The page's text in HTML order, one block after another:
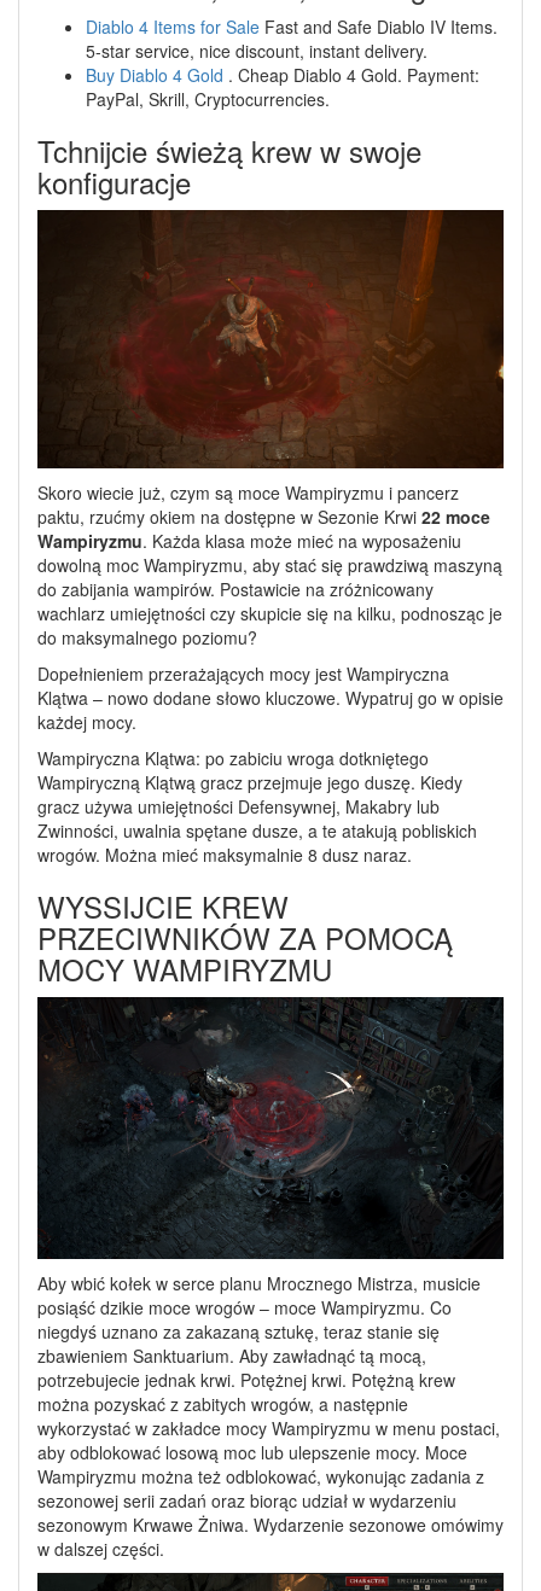
Diablo 4 Items for Sale Fast and Safe Diablo IV Items.
5-star service, nice discount, instant delivery.
Buy Diablo 4 Gold . Cheap Diablo 4 Gold. Payment:
PayPal, Skrill, Cryptocurrencies.
Tchnijcie świeżą krew w swoje
konfiguracje
Skoro wiecie już, czym są moce Wampiryzmu i pancerz
paktu, rzućmy okiem na dostępne w Sezonie Krwi 22 moce
Wampiryzmu. Każda klasa może mieć na wyposażeniu
dowolną moc Wampiryzmu, aby stać się prawdziwą maszyną
do zabijania wampirów. Postawicie na zróżnicowany
wachlarz umiejętności czy skupicie się na kilku, podnosząc je
do maksymalnego poziomu?
Dopełnieniem przerażających mocy jest Wampiryczna
Klątwa – nowo dodane słowo kluczowe. Wypatruj go w opisie
każdej mocy.
Wampiryczna Klątwa: po zabiciu wroga dotkniętego
Wampiryczną Klątwą gracz przejmuje jego duszę. Kiedy
gracz używa umiejętności Defensywnej, Makabry lub
Zwinności, uwalnia spętane dusze, a te atakują pobliskich
wrogów. Można mieć maksymalnie 8 dusz naraz.
WYSSIJCIE KREW
PRZECIWNIKÓW ZA POMOCĄ
MOCY WAMPIRYZMU
Aby wbić kołek w serce planu Mrocznego Mistrza, musicie
posiąść dzikie moce wrogów – moce Wampiryzmu. Co
niegdyś uznano za zakazaną sztukę, teraz stanie się
zbawieniem Sanktuarium. Aby zawładnąć tą mocą,
potrzebujecie jednak krwi. Potężnej krwi. Potężną krew
można pozyskać z zabitych wrogów, a następnie
wykorzystać w zakładce mocy Wampiryzmu w menu postaci,
aby odblokować losową moc lub ulepszenie mocy. Moce
Wampiryzmu można też odblokować, wykonując zadania z
sezonowej serii zadań oraz biorąc udział w wydarzeniu
sezonowym Krwawe Żniwa. Wydarzenie sezonowe omówimy
w dalszej części.